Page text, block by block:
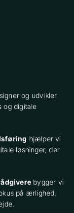
og udvikler
og digitale
hjælper vi
løsninger, der
bygger vi
på ærlighed,